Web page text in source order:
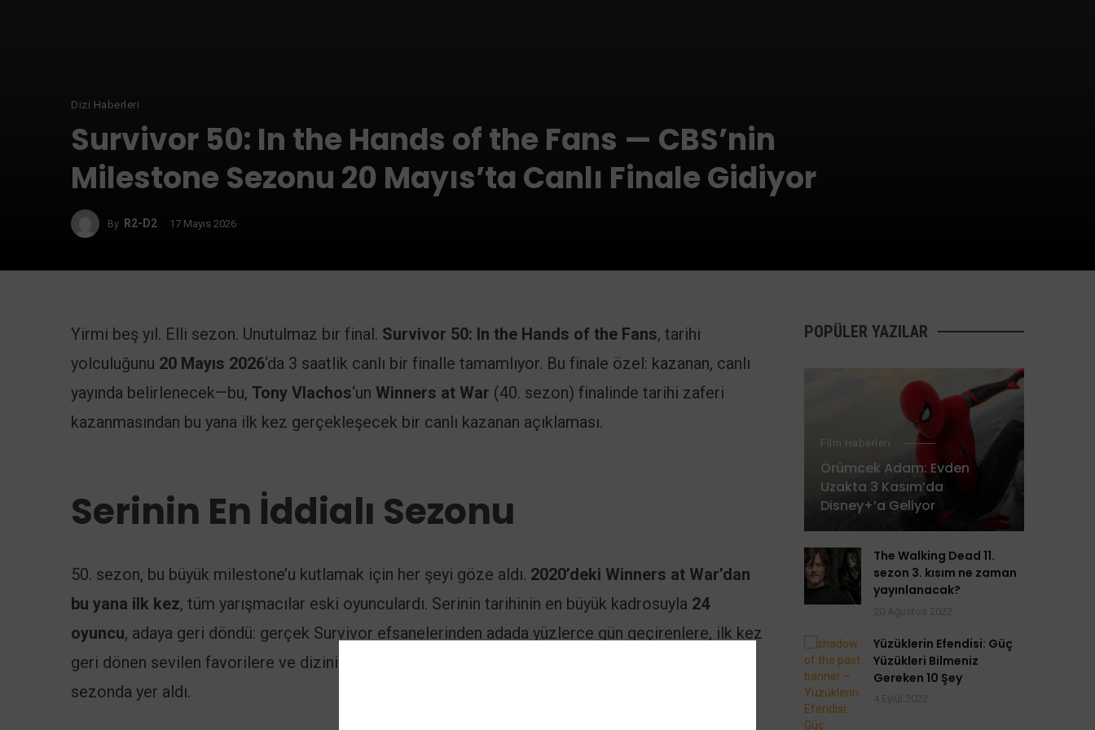
Dizi Haberleri
Survivor 50: In the Hands of the Fans — CBS’nin
Milestone Sezonu 20 Mayıs’ta Canlı Finale Gidiyor
By R2-D2 17 Mayıs 2026
Yirmi beş yıl. Elli sezon. Unutulmaz bir final. Survivor 50: In the Hands of the Fans, tarihi
yolculuğunu 20 Mayıs 2026‘da 3 saatlik canlı bir finalle tamamlıyor. Bu finale özel: kazanan, canlı
yayında belirlenecek—bu, Tony Vlachos‘un Winners at War (40. sezon) finalinde tarihi zaferi
kazanmasından bu yana ilk kez gerçekleşecek bir canlı kazanan açıklaması.
Serinin En İddialı Sezonu
50. sezon, bu büyük milestone’u kutlamak için her şeyi göze aldı. 2020’deki Winners at War’dan
bu yana ilk kez, tüm yarışmacılar eski oyunculardı. Serinin tarihinin en büyük kadrosuyla 24
oyuncu, adaya geri döndü: gerçek Survivor efsanelerinden adada yüzlerce gün geçirenlere, ilk kez
geri dönen sevilen favorilere ve dizinin “yeni dönemi”nin öne çıkan isimlerine kadar herkes bu
sezonda yer aldı.
POPÜLER YAZILAR
Film Haberleri
Örümcek Adam: Evden
Uzakta 3 Kasım’da
Disney+’a Geliyor
The Walking Dead 11.
sezon 3. kısım ne zaman
yayınlanacak?
Yüzüklerin Efendisi: Güç
Yüzükleri Bilmeniz
Gereken 10 Şey